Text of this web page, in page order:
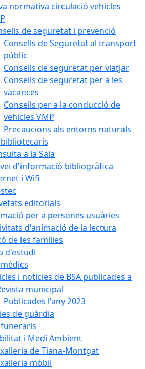
normativa circulació vehicles
de seguretat i prevenció
Consells de Seguretat al transport
públic
Consells de seguretat per viatjar
Consells de seguretat per a les
vacances
Consells per a la conducció de
vehicles VMP
Precaucions als entorns naturals
a la Sala
d'informació bibliogràfica
i Wifi
editorials
per a persones usuàries
d'animació de la lectura
de les famílies
d'estudi
i notícies de BSA publicades a
municipal
Publicades l'any 2023
de guàrdia
i Medi Ambient
de Tiana-Montgat
mòbil